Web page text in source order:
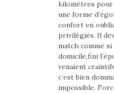
kilomètres pour
une forme
confort en
privilégiés. Il
match comme
domicile,fini
venaient
c’est bien
impossible.